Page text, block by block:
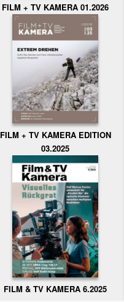
FILM + TV KAMERA 01.2026
FILM + TV KAMERA EDITION
03.2025
FILM & TV KAMERA 6.2025